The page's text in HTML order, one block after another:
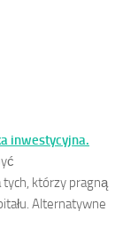
inwestycyjna.
tych, którzy pragną
Alternatywne